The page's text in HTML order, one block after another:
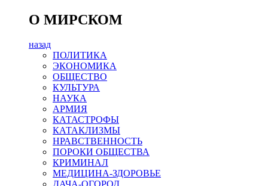
О МИРСКОМ
назад
ПОЛИТИКА
ЭКОНОМИКА
ОБЩЕСТВО
КУЛЬТУРА
НАУКА
АРМИЯ
КАТАСТРОФЫ
КАТАКЛИЗМЫ
НРАВСТВЕННОСТЬ
ПОРОКИ ОБЩЕСТВА
КРИМИНАЛ
МЕДИЦИНА-ЗДОРОВЬЕ